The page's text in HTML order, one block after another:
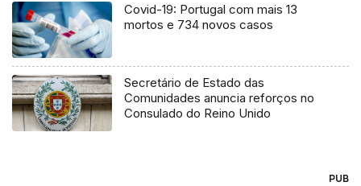
Covid-19: Portugal com mais 13
mortos e 734 novos casos
Secretário de Estado das
Comunidades anuncia reforços no
Consulado do Reino Unido
PUB